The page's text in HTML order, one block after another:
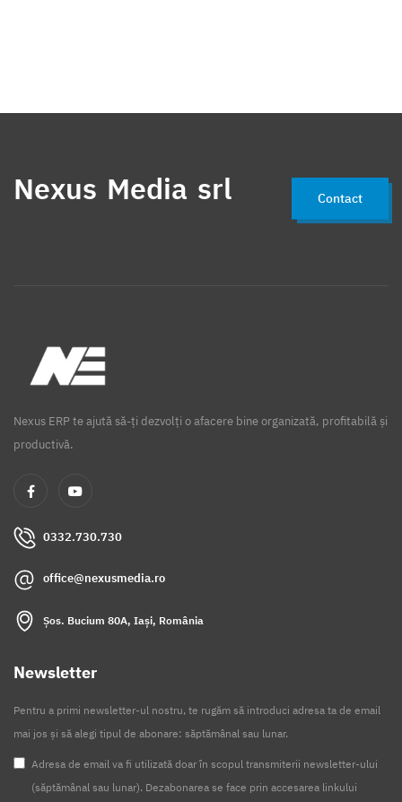
Nexus Media srl Contact
Nexus ERP te ajută să-ți dezvolți o afacere bine organizată, profitabilă și
productivă.
0332.730.730
office@nexusmedia.ro
Șos. Bucium 80A, Iași, România
Newsletter
Pentru a primi newsletter-ul nostru, te rugăm să introduci adresa ta de email
mai jos și să alegi tipul de abonare: săptămânal sau lunar.
Adresa de email va fi utilizată doar în scopul transmiterii newsletter-ului
(săptămânal sau lunar). Dezabonarea se face prin accesarea linkului